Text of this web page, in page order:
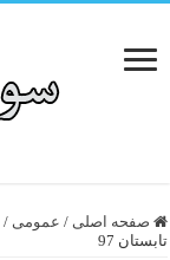
صفحه اصلی / عمومی /
تابستان 97